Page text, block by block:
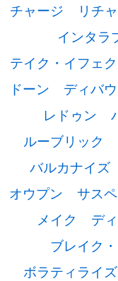
チャージ
リチ
インタラ
テイク・イフェ
ドーン
ディバ
レドゥン
ルーブリック
バルカナイズ
オウプン
サス
メイク
デ
ブレイク
ボラティライズ